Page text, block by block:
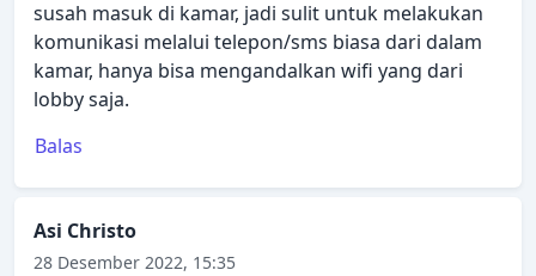
susah masuk di kamar, jadi sulit untuk melakukan
komunikasi melalui telepon/sms biasa dari dalam
kamar, hanya bisa mengandalkan wifi yang dari
lobby saja.
Balas
Asi Christo
28 Desember 2022, 15:35